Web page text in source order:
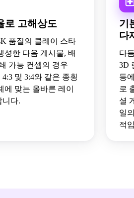
로 고해상도
품질의 클레이 스타
성한 다음 게시물, 배
가능 컨셉의 경우
4:3 및 3:4와 같은 종횡
에 맞는 올바른 레이
니다.
기
다
다
3D
등
로
셜
일
적